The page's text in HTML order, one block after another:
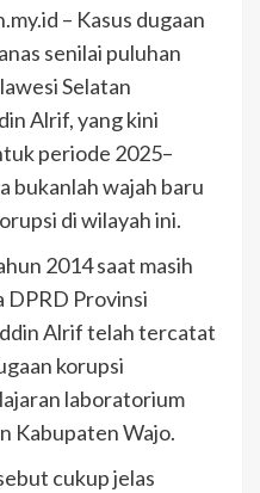
– Kasus dugaan
senilai puluhan
Selatan
Alrif, yang kini
periode 2025–
bukanlah wajah baru
di wilayah ini.
2014 saat masih
DPRD Provinsi
Alrif telah tercatat
korupsi
laboratorium
Kabupaten Wajo.
cukup jelas